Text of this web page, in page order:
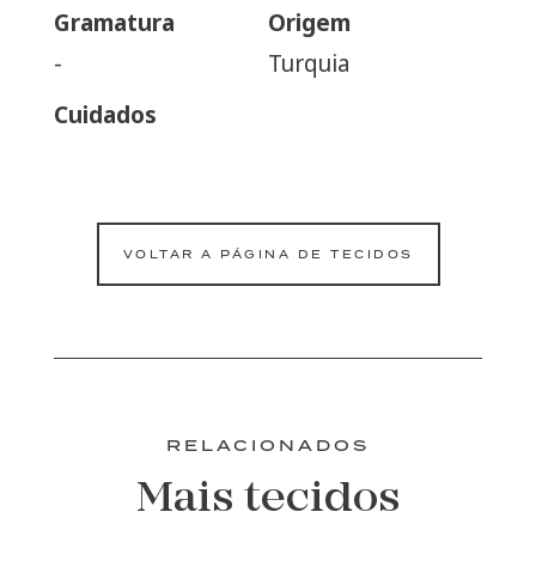
Gramatura
-
Origem
Turquia
Cuidados
VOLTAR A PÁGINA DE TECIDOS
RELACIONADOS
Mais tecidos